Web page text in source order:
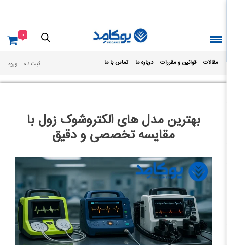
مقالات قوانین و مقررات درباره ما تماس با ما ثبت نام ورود
0
بهترین مدل های الکتروشوک زول با
مقایسه تخصصی و دقیق